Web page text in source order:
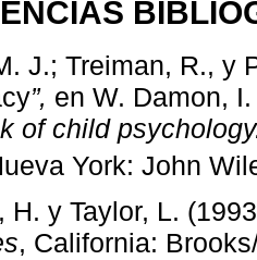
J.; Treiman, R., y
”, en W. Damon,
of child
York: John
H. y Taylor, L.
, California: